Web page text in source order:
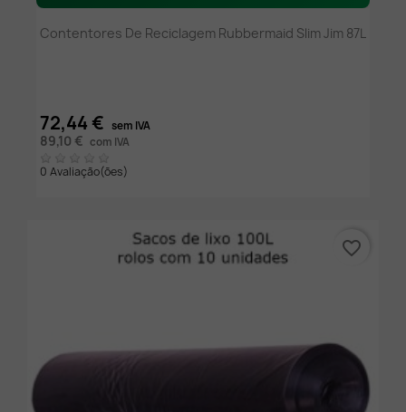
Contentores De Reciclagem Rubbermaid Slim Jim 87L
72,44 € sem IVA
89,10 € com IVA
0 Avaliação(ões)
favorite_border